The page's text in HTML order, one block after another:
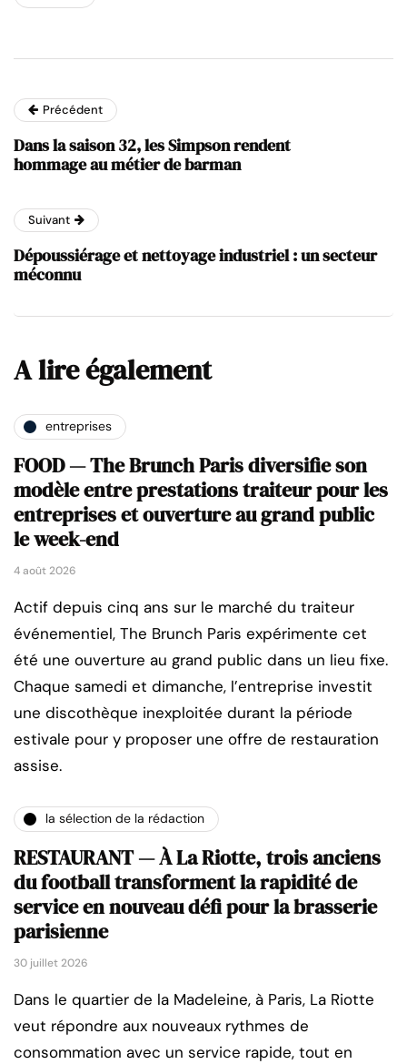
Précédent
Dans la saison 32, les Simpson rendent
hommage au métier de barman
Suivant
Dépoussiérage et nettoyage industriel : un secteur
méconnu
A lire également
entreprises
FOOD — The Brunch Paris diversifie son
modèle entre prestations traiteur pour les
entreprises et ouverture au grand public
le week-end
4 août 2026
Actif depuis cinq ans sur le marché du traiteur
événementiel, The Brunch Paris expérimente cet
été une ouverture au grand public dans un lieu fixe.
Chaque samedi et dimanche, l’entreprise investit
une discothèque inexploitée durant la période
estivale pour y proposer une offre de restauration
assise.
la sélection de la rédaction
RESTAURANT — À La Riotte, trois anciens
du football transforment la rapidité de
service en nouveau défi pour la brasserie
parisienne
30 juillet 2026
Dans le quartier de la Madeleine, à Paris, La Riotte
veut répondre aux nouveaux rythmes de
consommation avec un service rapide, tout en